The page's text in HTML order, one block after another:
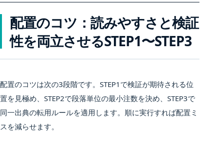
配置のコツ：読みやすさと検証
性を両立させるSTEP1〜STEP3
配置のコツは次の3段階です。STEP1で検証が期待される位
置を見極め、STEP2で段落単位の最小注数を決め、STEP3で
同一出典の転用ルールを適用します。順に実行すれば配置ミ
スを減らせます。